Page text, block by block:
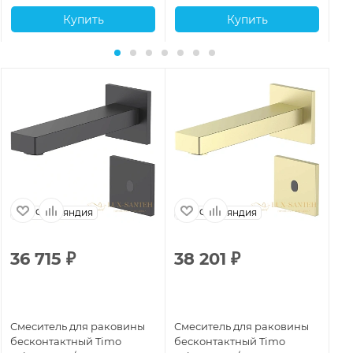
Купить Купить
Финляндия
36 715 ₽
Смеситель для раковины
бесконтактный Timo
Финляндия
38 201 ₽
Смеситель для раковины
бесконтактный Timo